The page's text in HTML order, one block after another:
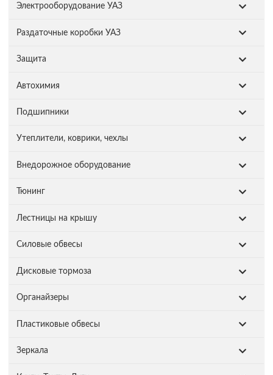
Электрооборудование УАЗ
Раздаточные коробки УАЗ
Защита
Автохимия
Подшипники
Утеплители, коврики, чехлы
Внедорожное оборудование
Тюнинг
Лестницы на крышу
Силовые обвесы
Дисковые тормоза
Органайзеры
Пластиковые обвесы
Зеркала